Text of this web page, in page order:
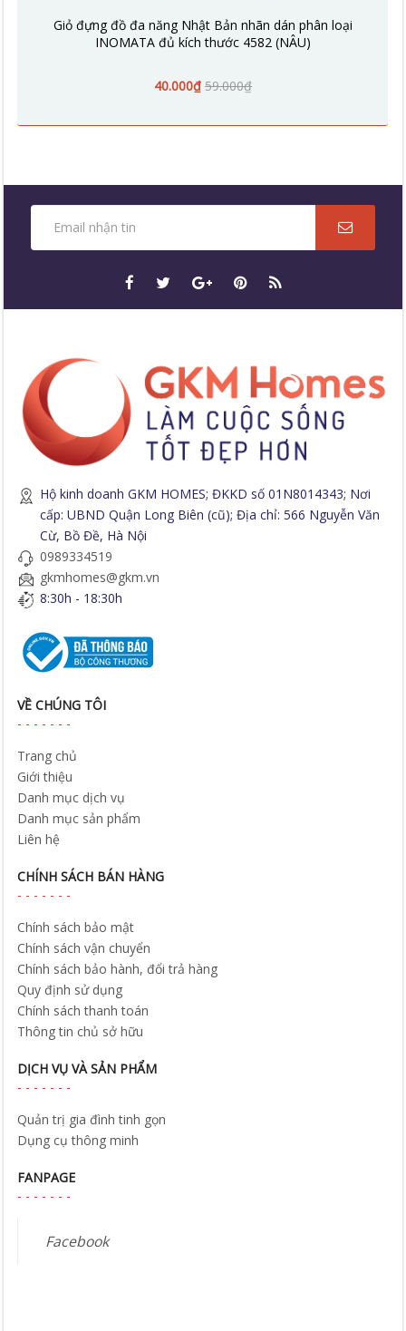
Giỏ đựng đồ đa năng Nhật Bản nhãn dán phân loại
INOMATA đủ kích thước 4582 (NÂU)
40.000₫ 59.000₫
Hộ kinh doanh GKM HOMES; ĐKKD số 01N8014343; Nơi
cấp: UBND Quận Long Biên (cũ); Địa chỉ: 566 Nguyễn Văn
Cừ, Bồ Đề, Hà Nội
0989334519
gkmhomes@gkm.vn
8:30h - 18:30h
VỀ CHÚNG TÔI
Trang chủ
Giới thiệu
Danh mục dịch vụ
Danh mục sản phẩm
Liên hệ
CHÍNH SÁCH BÁN HÀNG
Chính sách bảo mật
Chính sách vận chuyển
Chính sách bảo hành, đổi trả hàng
Quy định sử dụng
Chính sách thanh toán
Thông tin chủ sở hữu
DỊCH VỤ VÀ SẢN PHẨM
Quản trị gia đình tinh gọn
Dụng cụ thông minh
FANPAGE
Facebook